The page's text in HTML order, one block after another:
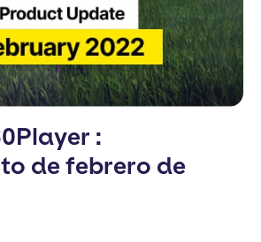
:
de febrero de